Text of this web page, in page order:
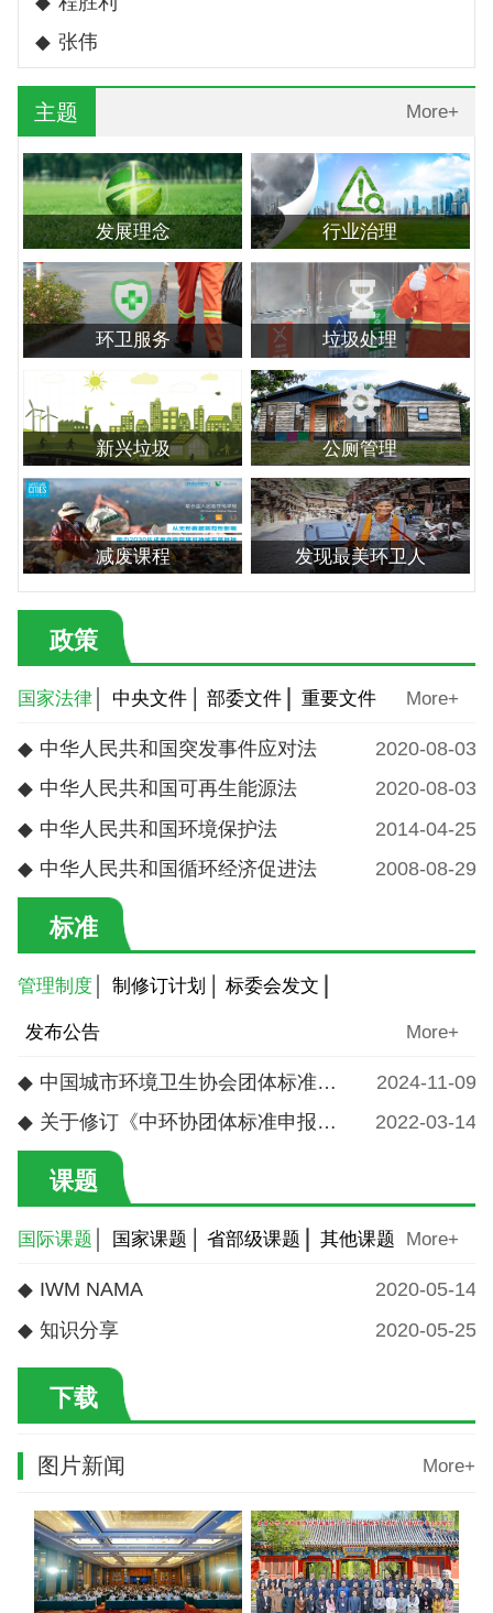
◆ 张伟
主题 More+
发展理念 行业治理
环卫服务 垃圾处理
新兴垃圾 公厕管理
减废课程 发现最美环卫人
政策
国家法律 More+
中央文件 部委文件 重要文件
◆ 中华人民共和国突发事件应对法
2020-08-03
◆ 中华人民共和国可再生能源法
2020-08-03
◆ 中华人民共和国环境保护法
2014-04-25
◆ 中华人民共和国循环经济促进法 2008-08-29
标准
管理制度
More+
制修订计划 标委会发文
发布公告
◆ 中国城市环境卫生协会团体标准经费管理办法
2024-11-09
◆ 关于修订《中环协团体标准申报要求和管理办法》的通知 2022-03-14
课题
国际课题 More+
国家课题 省部级课题 其他课题
◆ IWM NAMA
2020-05-14
◆ 知识分享 2020-05-25
下载
图片新闻 More+